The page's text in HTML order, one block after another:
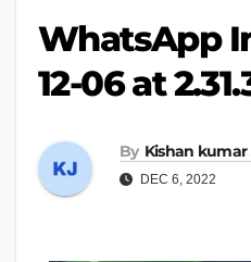
WhatsApp
12-06 at
By Kishan kumar
DEC 6, 2022